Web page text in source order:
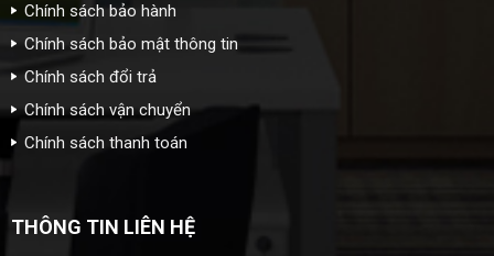
Chính sách bảo hành
Chính sách bảo mật thông tin
Chính sách đổi trả
Chính sách vận chuyển
Chính sách thanh toán
THÔNG TIN LIÊN HỆ